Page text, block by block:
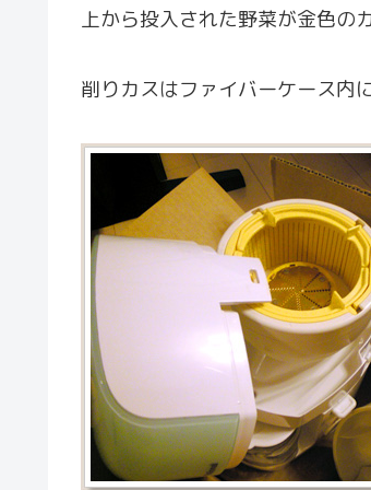
上から投入された野菜が金色の
削りカスはファイバーケース内